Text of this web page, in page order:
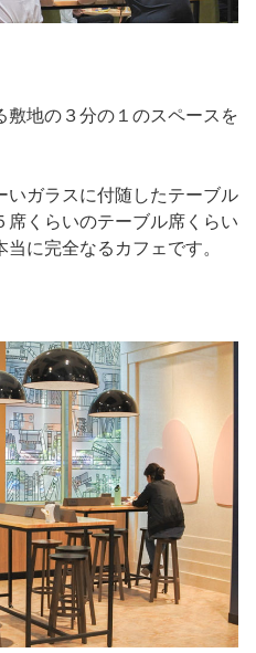
敷地の３分の１のスペースを
いガラスに付随したテーブル
席くらいのテーブル席くらい
に完全なるカフェです。